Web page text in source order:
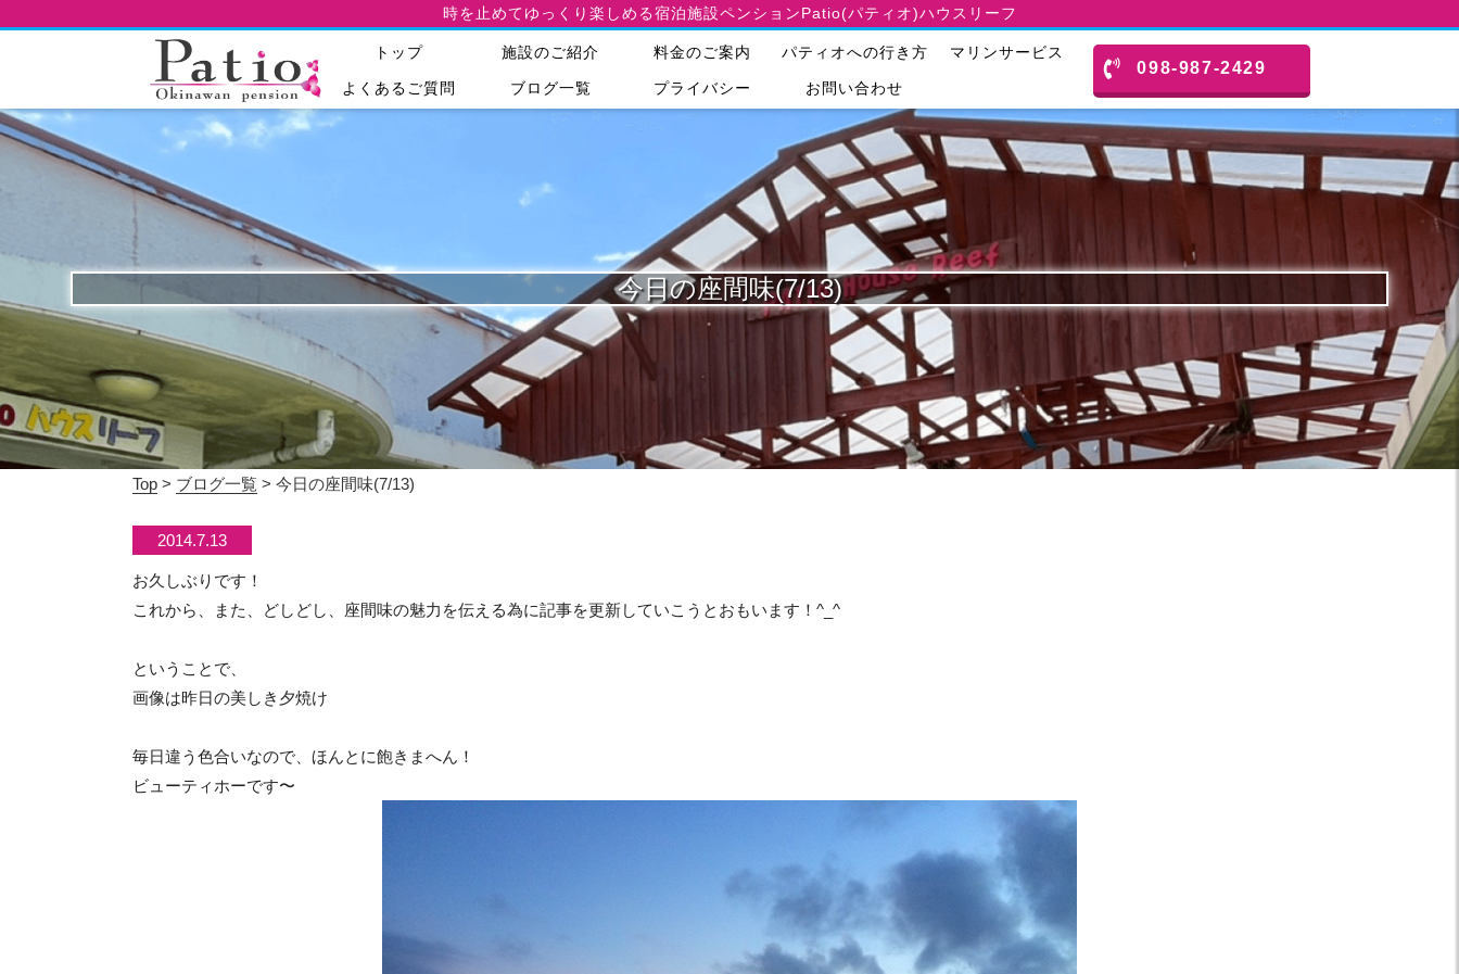
時を止めてゆっくり楽しめる宿泊施設ペンションPatio(パティオ)ハウスリーフ
トップ 施設のご紹介 料金のご案内 パティオへの行き方 マリンサービス
よくあるご質問 ブログ一覧 プライバシー お問い合わせ
098-987-2429
今日の座間味(7/13)
Top > ブログ一覧 > 今日の座間味(7/13)
2014.7.13
お久しぶりです！
これから、また、どしどし、座間味の魅力を伝える為に記事を更新していこうとおもいます！^_^
ということで、
画像は昨日の美しき夕焼け
毎日違う色合いなので、ほんとに飽きまへん！
ビューティホーです〜